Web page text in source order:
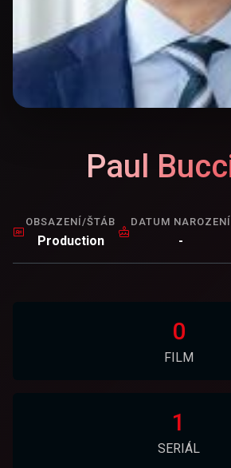
Paul
OBSAZENÍ/ŠTÁB
Production
DATUM NAROZENÍ
-
0
FILM
1
SERIÁL